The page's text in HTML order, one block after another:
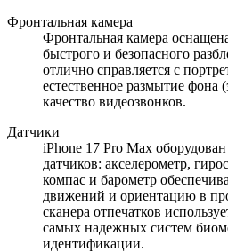
Фронтальная камера
Фронтальная камера
быстрого и безопасного
отлично справляется с
естественное размытие фона
качество видеозвонков.
Датчики
iPhone 17 Pro Max
датчиков: акселерометр,
компас и барометр
движений и ориентацию в
сканера отпечатков
самых надежных систем
идентификации.